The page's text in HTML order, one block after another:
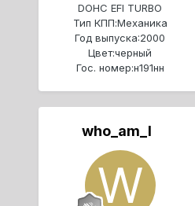
DOHC EFI TURBO
Тип КПП:Механика
Год выпуска:2000
Цвет:черный
Гос. номер:н191нн
who_am_I